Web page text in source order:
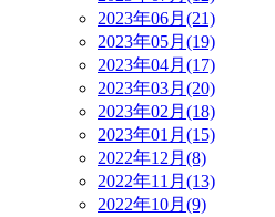
2023年06月(21)
2023年05月(19)
2023年04月(17)
2023年03月(20)
2023年02月(18)
2023年01月(15)
2022年12月(8)
2022年11月(13)
2022年10月(9)